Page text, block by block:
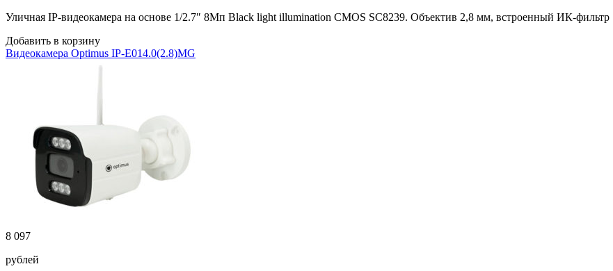
Уличная IP-видеокамера на основе 1/2.7″ 8Мп Black light illumination CMOS SC8239. Объектив 2,8 мм, встроенный ИК-фильтр
Добавить в корзину
Видеокамера Optimus IP-E014.0(2.8)MG
8 097
рублей